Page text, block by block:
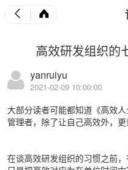
高效研发组织的
yanruiyu
2021-02-09 10:00:00
大部分读者可能都知道《高效
管理者，除了让自己高效外，
在谈高效研发组织的习惯之前